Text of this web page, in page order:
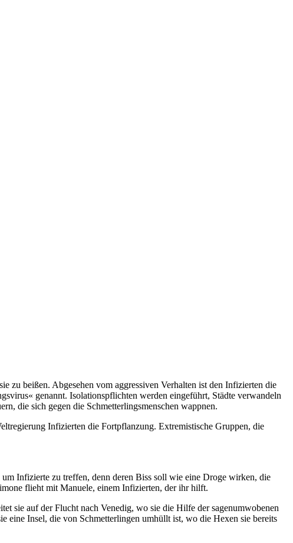
zu beißen. Abgesehen vom aggressiven Verhalten ist den Infizierten die
genannt. Isolationspflichten werden eingeführt, Städte verwandeln
die sich gegen die Schmetterlingsmenschen wappnen.
Infizierten die Fortpflanzung. Extremistische Gruppen, die
Infizierte zu treffen, denn deren Biss soll wie eine Droge wirken, die
flieht mit Manuele, einem Infizierten, der ihr hilft.
sie auf der Flucht nach Venedig, wo sie die Hilfe der sagenumwobenen
eine Insel, die von Schmetterlingen umhüllt ist, wo die Hexen sie bereits